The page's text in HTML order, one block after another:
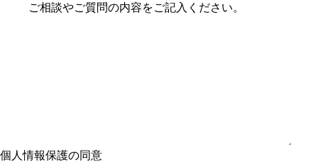
ご相談やご質問の内容をご記入ください。
個人情報保護の同意